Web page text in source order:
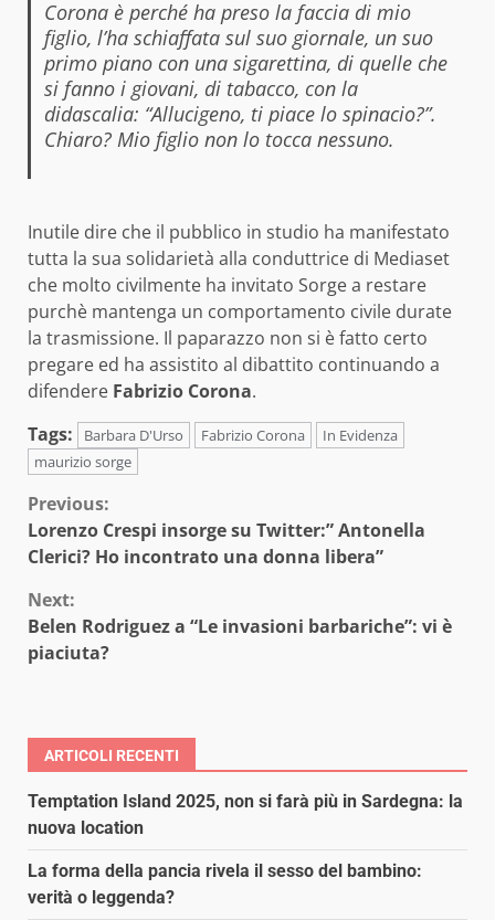
Corona è perché ha preso la faccia di mio
figlio, l’ha schiaffata sul suo giornale, un suo
primo piano con una sigarettina, di quelle che
si fanno i giovani, di tabacco, con la
didascalia: “Allucigeno, ti piace lo spinacio?”.
Chiaro? Mio figlio non lo tocca nessuno.
Inutile dire che il pubblico in studio ha manifestato
tutta la sua solidarietà alla conduttrice di Mediaset
che molto civilmente ha invitato Sorge a restare
purchè mantenga un comportamento civile durate
la trasmissione. Il paparazzo non si è fatto certo
pregare ed ha assistito al dibattito continuando a
difendere Fabrizio Corona.
Tags:
Barbara D'Urso Fabrizio Corona
In Evidenza
maurizio sorge
Continue
Reading
Previous:
Lorenzo Crespi insorge su Twitter:” Antonella
Clerici? Ho incontrato una donna libera”
Next:
Belen Rodriguez a “Le invasioni barbariche”: vi è
piaciuta?
ARTICOLI RECENTI
Temptation Island 2025, non si farà più in Sardegna: la
nuova location
La forma della pancia rivela il sesso del bambino:
verità o leggenda?